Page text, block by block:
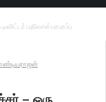
பதிவால் பரபரப்பு
– ஒரு